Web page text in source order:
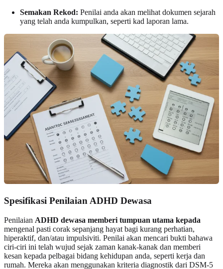
Semakan Rekod: Penilai anda akan melihat dokumen sejarah
yang telah anda kumpulkan, seperti kad laporan lama.
Spesifikasi Penilaian ADHD Dewasa
Penilaian ADHD dewasa memberi tumpuan utama kepada
mengenal pasti corak sepanjang hayat bagi kurang perhatian,
hiperaktif, dan/atau impulsiviti. Penilai akan mencari bukti bahawa
ciri-ciri ini telah wujud sejak zaman kanak-kanak dan memberi
kesan kepada pelbagai bidang kehidupan anda, seperti kerja dan
rumah. Mereka akan menggunakan kriteria diagnostik dari DSM-5